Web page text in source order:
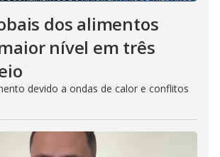
dos alimentos
nível em três
devido a ondas de calor e conflitos